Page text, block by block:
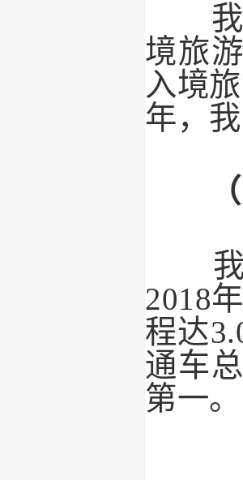
我国
境旅
入境
年，
（六
我
2018
程达
通车
第一。